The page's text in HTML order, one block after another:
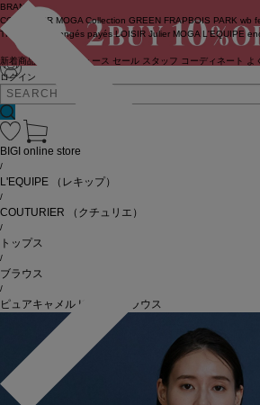
ログイン
BRAND
COUTURIER MOGA Collection GREEN FRAPBOIS PARK wb
TRISTESSE
congés payés LOISIR Julier MOGA L'EQUIPE
新着商品 ニュース セール スタッフ コーディネート よ
BIGI online store
/
L'EQUIPE （レキップ）
/
COUTURIER （クチュリエ）
/
トップス
/
ブラウス
/
ピュアキャメルドレープブラウス